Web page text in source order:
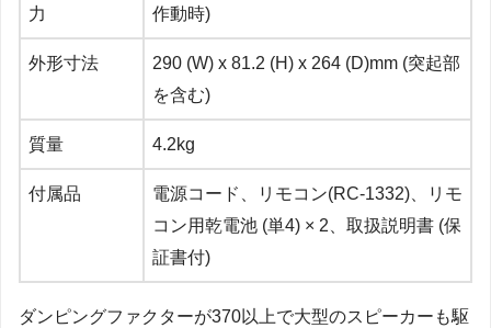
力
作動時)
外形寸法
290 (W) x 81.2 (H) x 264 (D)mm (突起部
を含む)
質量 4.2kg
付属品
電源コード、リモコン(RC-1332)、リモ
コン用乾電池 (単4) × 2、取扱説明書 (保
証書付)
ダンピングファクターが370以上で大型のスピーカーも駆